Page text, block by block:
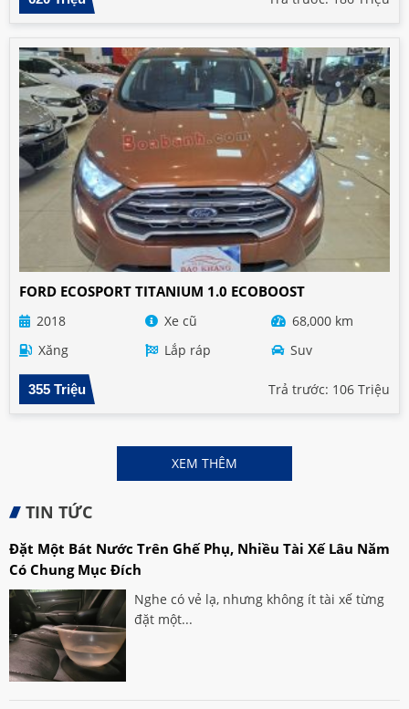
FORD ECOSPORT TITANIUM 1.0 ECOBOOST
2018 Xe cũ
68,000 km
Xăng
Lắp ráp Suv
355 Triệu Trả trước: 106 Triệu
XEM THÊM
TIN TỨC
Đặt Một Bát Nước Trên Ghế Phụ, Nhiều Tài Xế Lâu Năm
Có Chung Mục Đích
Nghe có vẻ lạ, nhưng không ít tài xế từng
đặt một...